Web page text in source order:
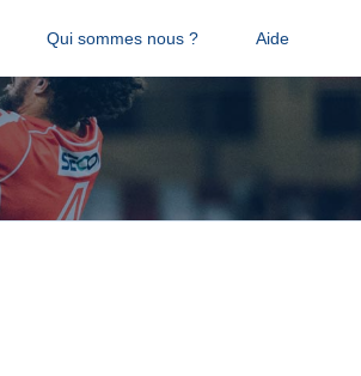
Qui sommes nous ? Aide